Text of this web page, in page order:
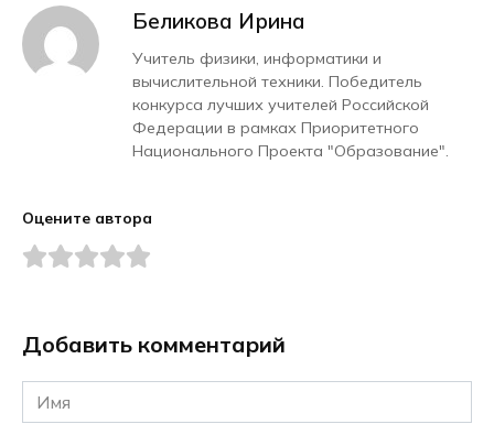
Беликова Ирина
Учитель физики, информатики и
вычислительной техники. Победитель
конкурса лучших учителей Российской
Федерации в рамках Приоритетного
Национального Проекта "Образование".
Оцените автора
Добавить комментарий
Имя
*